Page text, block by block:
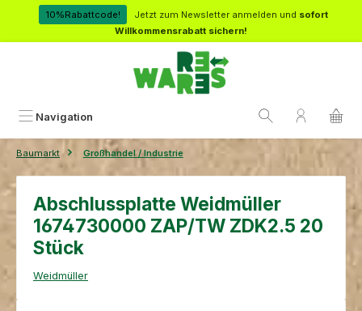
Zum Hauptinhalt springen
10%Rabattcode! Jetzt zum Newsletter anmelden und sofort
Willkommensrabatt sichern!
Navigation
Baumarkt Großhandel / Industrie
Abschlussplatte Weidmüller
1674730000 ZAP/TW ZDK2.5 20
Stück
Weidmüller